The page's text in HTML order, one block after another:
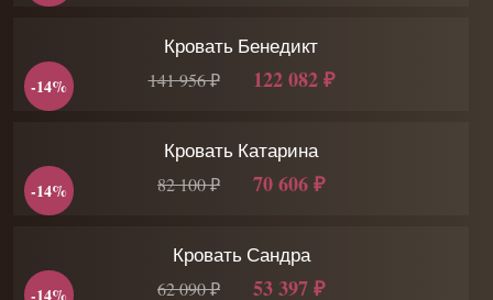
Кровать Бенедикт
141 956 ₽ 122 082 ₽
-14%
Кровать Катарина
82 100 ₽ 70 606 ₽
-14%
Кровать Сандра
62 090 ₽ 53 397 ₽
-14%